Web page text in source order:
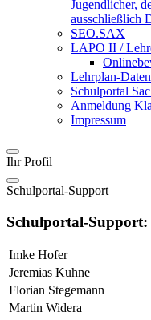
Jugendlicher,
ausschließlich
SEO.SAX
LAPO II /
Lehrplan-
Schulportal
Anmeldung
Impressum
Ihr Profil
Schulportal-Support
Schulportal-Support:
Imke Hofer
Jeremias Kuhne
Florian Stegemann
Martin Widera